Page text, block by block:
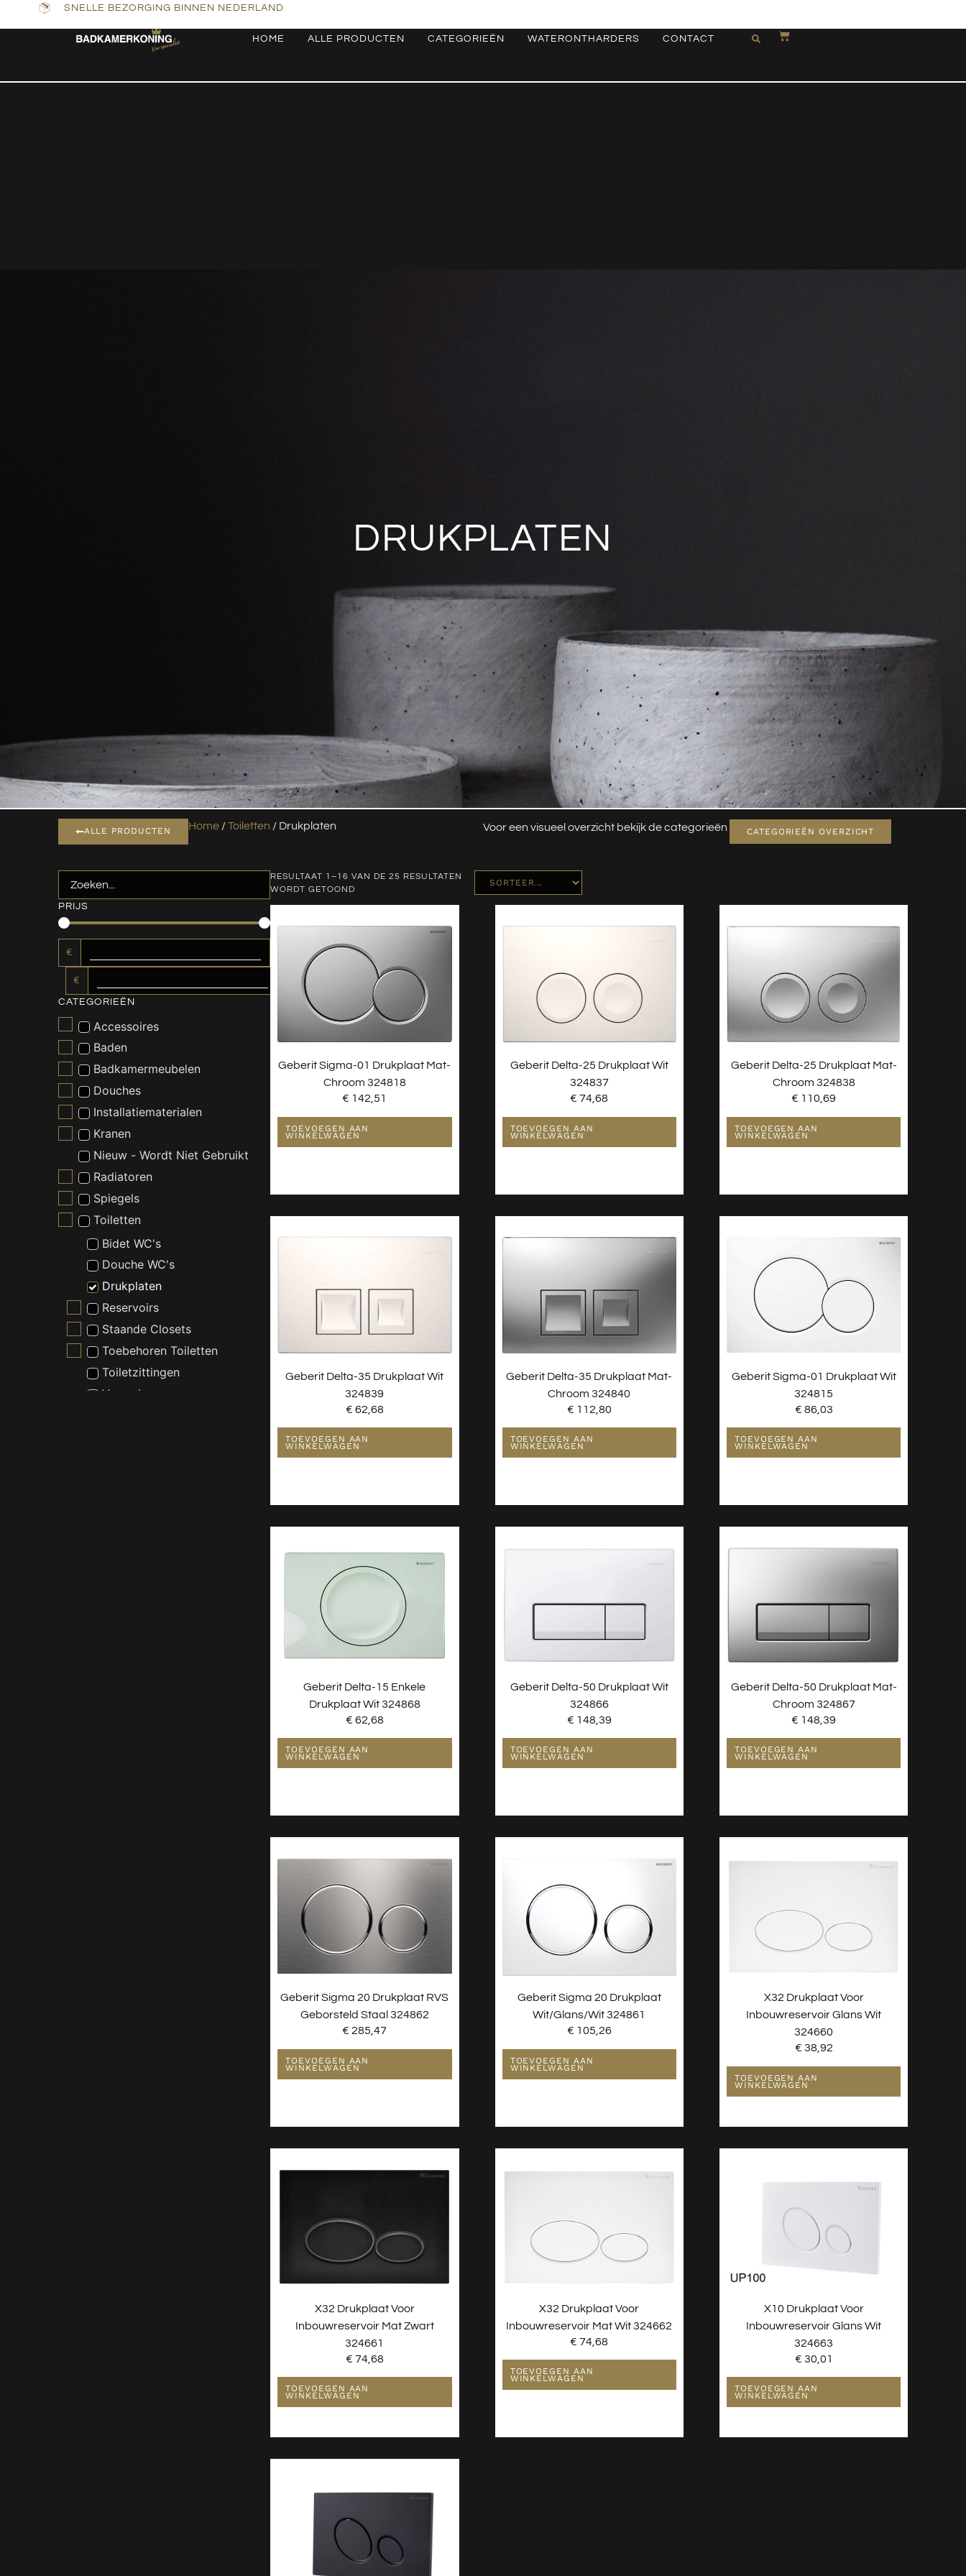
SNELLE BEZORGING BINNEN NEDERLAND
HOME ALLE PRODUCTEN CATEGORIEËN WATERONTHARDERS CONTACT
DRUKPLATEN
ALLE PRODUCTEN Home/Toiletten / Drukplaten Voor een visueel overzicht bekijk de categorieën CATEGORIEËN OVERZICHT
PRIJS
€
€
CATEGORIEËN
Accessoires
Baden
Badkamermeubelen
Douches
Installatiematerialen
Kranen
Nieuw - Wordt Niet Gebruikt
Radiatoren
Spiegels
Toiletten
Bidet WC's
Douche WC's
Drukplaten
Reservoirs
Staande Closets
Toebehoren Toiletten
Toiletzittingen
Vergruizers
RESULTAAT 1–16 VAN DE 25 RESULTATEN
WORDT GETOOND
Geberit Sigma-01 Drukplaat Mat-
Chroom 324818
€ 142,51
TOEVOEGEN AAN
WINKELWAGEN
Geberit Delta-25 Drukplaat Wit
324837
€ 74,68
TOEVOEGEN AAN
WINKELWAGEN
Geberit Delta-25 Drukplaat Mat-
Chroom 324838
€ 110,69
TOEVOEGEN AAN
WINKELWAGEN
Geberit Delta-35 Drukplaat Wit
324839
€ 62,68
TOEVOEGEN AAN
WINKELWAGEN
Geberit Delta-35 Drukplaat Mat-
Chroom 324840
€ 112,80
TOEVOEGEN AAN
WINKELWAGEN
Geberit Sigma-01 Drukplaat Wit
324815
€ 86,03
TOEVOEGEN AAN
WINKELWAGEN
Geberit Delta-15 Enkele
Drukplaat Wit 324868
€ 62,68
TOEVOEGEN AAN
WINKELWAGEN
Geberit Delta-50 Drukplaat Wit
324866
€ 148,39
TOEVOEGEN AAN
WINKELWAGEN
Geberit Delta-50 Drukplaat Mat-
Chroom 324867
€ 148,39
TOEVOEGEN AAN
WINKELWAGEN
Geberit Sigma 20 Drukplaat RVS
Geborsteld Staal 324862
€ 285,47
TOEVOEGEN AAN
WINKELWAGEN
Geberit Sigma 20 Drukplaat
Wit/glans/wit 324861
€ 105,26
TOEVOEGEN AAN
WINKELWAGEN
X32 Drukplaat Voor
Inbouwreservoir Glans Wit
324660
€ 38,92
TOEVOEGEN AAN
WINKELWAGEN
X32 Drukplaat Voor
Inbouwreservoir Mat Zwart
324661
€ 74,68
TOEVOEGEN AAN
WINKELWAGEN
X32 Drukplaat Voor
Inbouwreservoir Mat Wit 324662
€ 74,68
TOEVOEGEN AAN
WINKELWAGEN
X10 Drukplaat Voor
Inbouwreservoir Glans Wit
324663
€ 30,01
TOEVOEGEN AAN
WINKELWAGEN